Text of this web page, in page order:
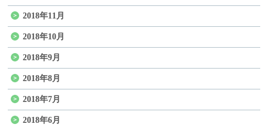
2018年11月
2018年10月
2018年9月
2018年8月
2018年7月
2018年6月